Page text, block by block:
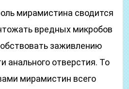
мирамистина сводится
вредных микробов
заживлению
анального отверстия. То
мирамистин всего